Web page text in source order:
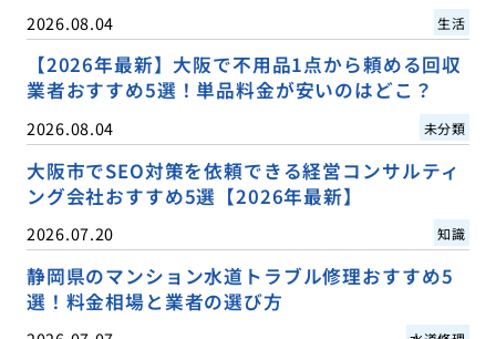
2026.08.04 生活
【2026年最新】大阪で不用品1点から頼める回収
業者おすすめ5選！単品料金が安いのはどこ？
2026.08.04 未分類
大阪市でSEO対策を依頼できる経営コンサルティ
ング会社おすすめ5選【2026年最新】
2026.07.20 知識
静岡県のマンション水道トラブル修理おすすめ5
選！料金相場と業者の選び方